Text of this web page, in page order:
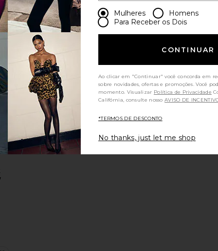
Bag Pump
favoritoKisslock Frame 27 Bag
Mulheres
Homens
Para Receber os Dois
CONTINUAR
Ao clicar em "Continuar" você concorda em
sobre novidades, ofertas e promoções. Você
momento. Visualizar Política de Privacidade Consumidores da
Califórnia, consulte nossoAVISO DE
*TERMOS DE DESCONTO
No thanks, just let me shop